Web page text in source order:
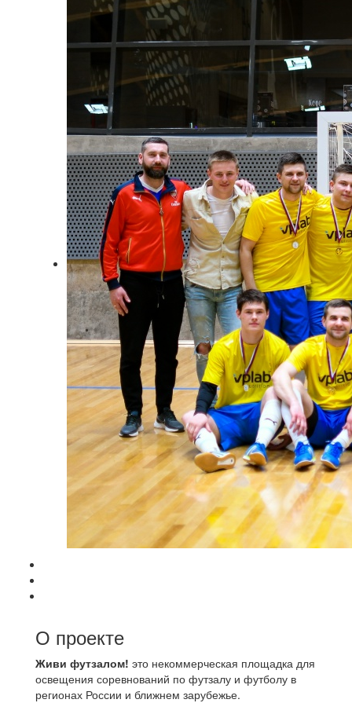
О проекте
Живи футзалом! это некоммерческая площадка для
освещения соревнований по футзалу и футболу в
регионах России и ближнем зарубежье.